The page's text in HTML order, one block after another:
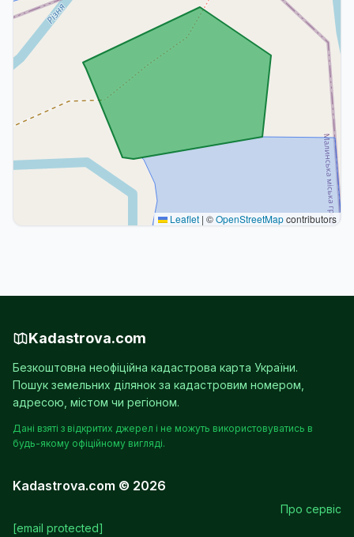
Leaflet | ©OpenStreetMapcontributors
Kadastrova.com
Безкоштовна неофіційна кадастрова карта України.
Пошук земельних ділянок за кадастровим номером,
адресою, містом чи регіоном.
Дані взяті з відкритих джерел і не можуть використовуватись в
будь-якому офіційному вигляді.
Kadastrova.com © 2026
Про сервіс
[email protected]